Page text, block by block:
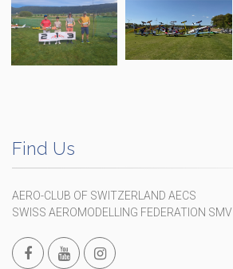
Find Us
AERO-CLUB OF SWITZERLAND AECS
SWISS AEROMODELLING FEDERATION SMV